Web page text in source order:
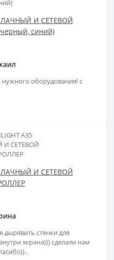
И СЕТЕВОЙ
синий)
оборудования! с
И СЕТЕВОЙ
стенки для
экрана))) сделали нам